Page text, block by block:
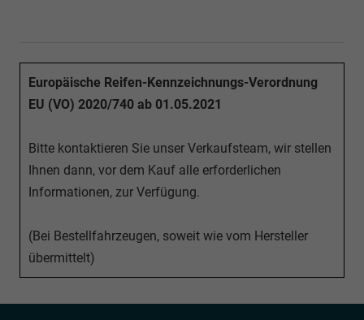
Europäische Reifen-Kennzeichnungs-Verordnung
EU (VO) 2020/740 ab 01.05.2021
Bitte kontaktieren Sie unser Verkaufsteam, wir stellen
Ihnen dann, vor dem Kauf alle erforderlichen
Informationen, zur Verfügung.
(Bei Bestellfahrzeugen, soweit wie vom Hersteller
übermittelt)